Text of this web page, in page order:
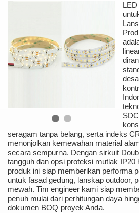
seragam tanpa belang, serta indeks
menonjolkan kemewahan material
secara sempurna. Dengan sirkuit
tangguh dan opsi proteksi mutlak IP20
produk ini siap memberikan performa
untuk fasad gedung, lanskap outdoor,
mewah. Tim engineer kami siap
penuh mulai dari perhitungan daya
dokumen BOQ proyek Anda.